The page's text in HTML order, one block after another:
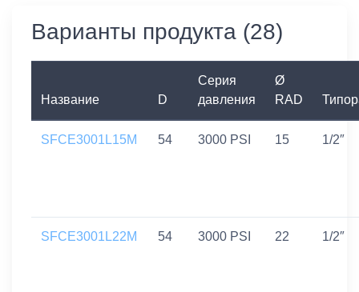
Варианты продукта (28)
Название D
Серия
давления
Ø
RAD
SFCE3001L15M 54 3000 PSI 15 1/2″
SFCE3001L22M 54 3000 PSI 22 1/2″